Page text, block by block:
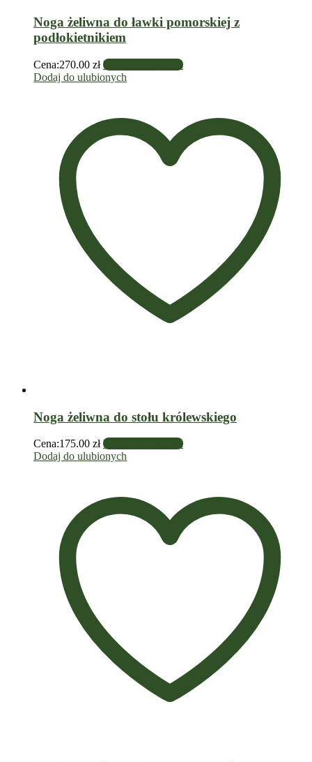
Noga żeliwna do ławki pomorskiej z
podłokietnikiem
Cena:270.00 zł Dodaj do koszyka
Dodaj do ulubionych
Noga żeliwna do stołu królewskiego
Cena:175.00 zł Dodaj do koszyka
Dodaj do ulubionych